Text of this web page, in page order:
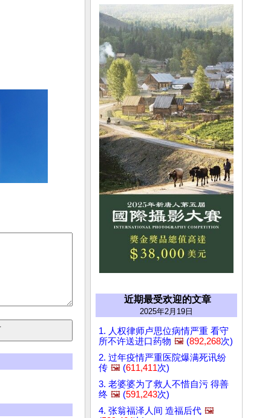
近期最受欢迎的文章
2025年2月19日
1. 人权律师卢思位病情严重 看守
所不许送进口药物 🖼️ (892,268次)
2. 过年疫情严重医院爆满死讯纷
传 🖼️ (611,411次)
3. 老婆婆为了救人不惜自污 得善
终 🖼️ (591,243次)
4. 张翁福泽人间 造福后代 🖼️